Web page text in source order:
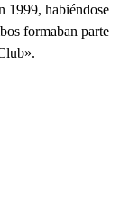
1999, habiéndose
formaban parte